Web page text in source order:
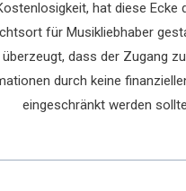
hat diese Ecke
für Musikliebhaber
dass der Zugang
durch keine
eingeschränkt werden